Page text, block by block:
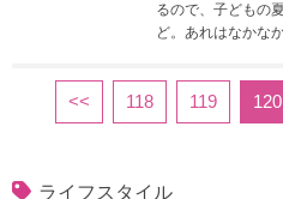
るので、子どもの
ど。あれはなかな
<< 118 119 120
ライフスタイル